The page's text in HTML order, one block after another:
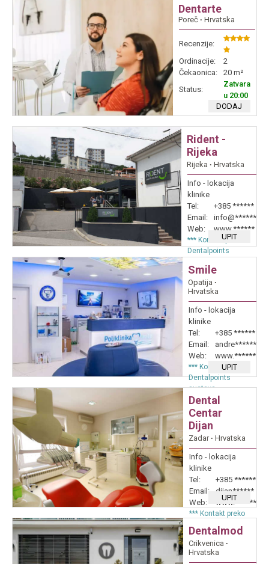
Dentarte
Poreč ∙ Hrvatska
Recenzije:
Ordinacije:
2
Čekaonica:
20 m²
Status:
Zatvara
u 20:00
DODAJ
Rident -
Rijeka
Rijeka ∙ Hrvatska
Info - lokacija
klinike
Tel:
+385 ******
Email:
info@******
Web:
www.******
*** Kontakt preko
Dentalpoints
UPIT
Smile
Opatija ∙
Hrvatska
Info - lokacija
klinike
Tel:
+385 ******
Email:
andre******
Web:
www.******
*** Kontakt preko
Dentalpoints
sustava
UPIT
Dental
Centar
Dijan
Zadar ∙ Hrvatska
Info - lokacija
klinike
Tel:
+385 ******
Email:
dijan******
Web:
www.******
*** Kontakt preko
sustava
UPIT
Dentalmod
Crikvenica ∙
Hrvatska